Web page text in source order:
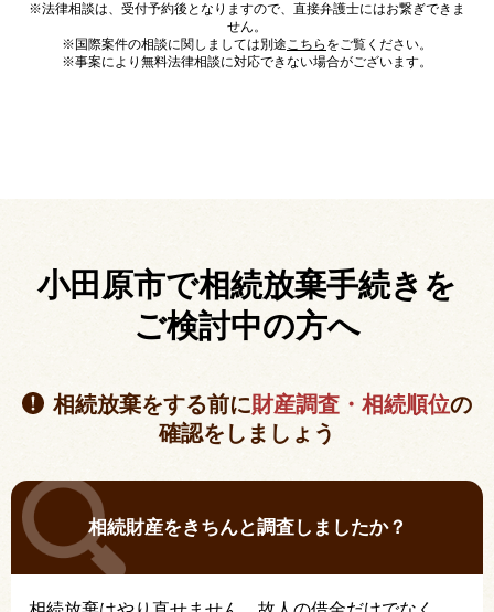
※法律相談は、受付予約後となりますので、直接弁護士にはお繋ぎできま
せん。
※国際案件の相談に関しましては別途こちら をご覧ください。
※事案により無料法律相談に対応できない場合がございます。
小田原市で相続放棄手続きを
ご検討中の方へ
相続放棄をする前に財産調査・相続順位の
確認をしましょう
相続財産をきちんと調査しましたか？